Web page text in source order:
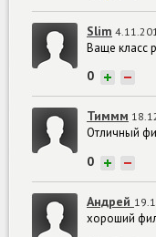
Slim
Ваще класс
0 + −
Тиммм
Отличный
0 + −
Андрей
хороший